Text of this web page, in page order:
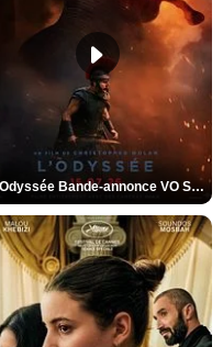
L'Odyssée Bande-annonce VO STFR